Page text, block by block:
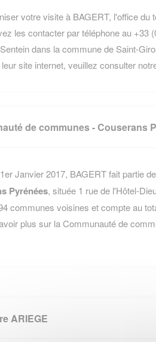
votre visite à BAGERT, l'office du
les contacter par téléphone au +33
dans la commune de Saint-
site internet, veuillez consulter
de communes - Couserans
Janvier 2017, BAGERT fait partie
Pyrénées, située 1 rue de l'Hôtel-
communes voisines et compte au
plus sur la Communauté de
ARIEGE